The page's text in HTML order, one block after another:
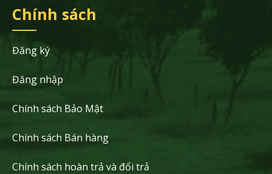
Chính sách
Đăng ký
Đăng nhập
Chính sách Bảo Mật
Chính sách Bán hàng
Chính sách hoàn trả và đổi trả